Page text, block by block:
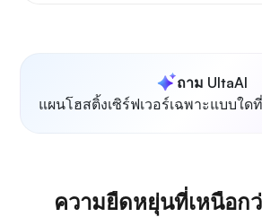
ถาม UltaAI
แผนโฮสติ้งเซิร์ฟเวอร์เฉพาะแบบใด
ความยืดหยุ่นที่เหนือก